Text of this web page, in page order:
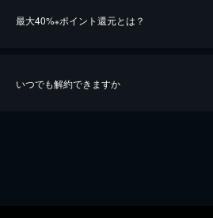
最大40%※ポイント還元とは？
いつでも解約できますか